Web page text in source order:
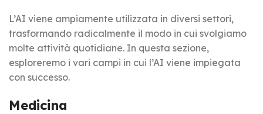
L’AI viene ampiamente utilizzata in diversi settori,
trasformando radicalmente il modo in cui svolgiamo
molte attività quotidiane. In questa sezione,
esploreremo i vari campi in cui l’AI viene impiegata
con successo.
Medicina